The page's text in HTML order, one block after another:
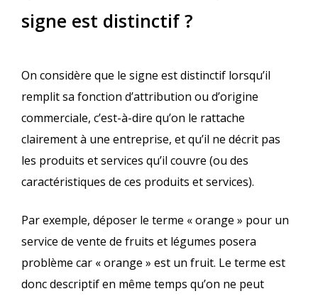
signe est distinctif ?
On considère que le signe est distinctif lorsqu’il
remplit sa fonction d’attribution ou d’origine
commerciale, c’est-à-dire qu’on le rattache
clairement à une entreprise, et qu’il ne décrit pas
les produits et services qu’il couvre (ou des
caractéristiques de ces produits et services).
Par exemple, déposer le terme « orange » pour un
service de vente de fruits et légumes posera
problème car « orange » est un fruit. Le terme est
donc descriptif en même temps qu’on ne peut